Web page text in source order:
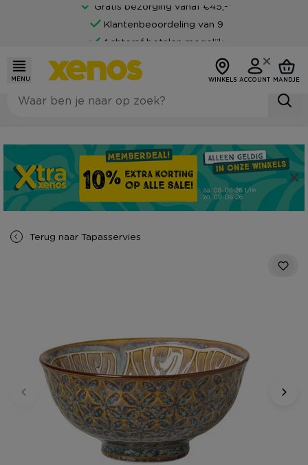
Gratis bezorging vanaf €45,-*
Klantenbeoordeling van 9
Achteraf betalen mogelijk
MENU WINKELS ACCOUNT MANDJE
Terug naar Tapasservies